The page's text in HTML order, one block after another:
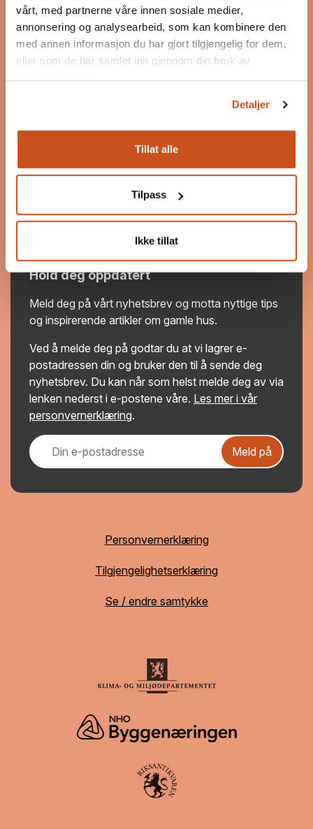
vårt, med partnerne våre innen sosiale medier,
annonsering og analysearbeid, som kan kombinere den
med annen informasjon du har gjort tilgjengelig for dem,
eller som de har samlet inn gjennom din bruk av
Detaljer
Tillat alle
Tilpass
Ikke tillat
Postadresse
Postboks 7187 Majorstuen
0307 Oslo
Facebook
LinkedIn
Hold deg oppdatert
Meld deg på vårt nyhetsbrev og motta nyttige tips
og inspirerende artikler om gamle hus.
Ved å melde deg på godtar du at vi lagrer e-
postadressen din og bruker den til å sende deg
nyhetsbrev. Du kan når som helst melde deg av via
lenken nederst i e-postene våre. Les mer i vår
personvernerklæring.
Meld på
Personvernerklæring
Tilgjengelighetserklæring
Se / endre samtykke